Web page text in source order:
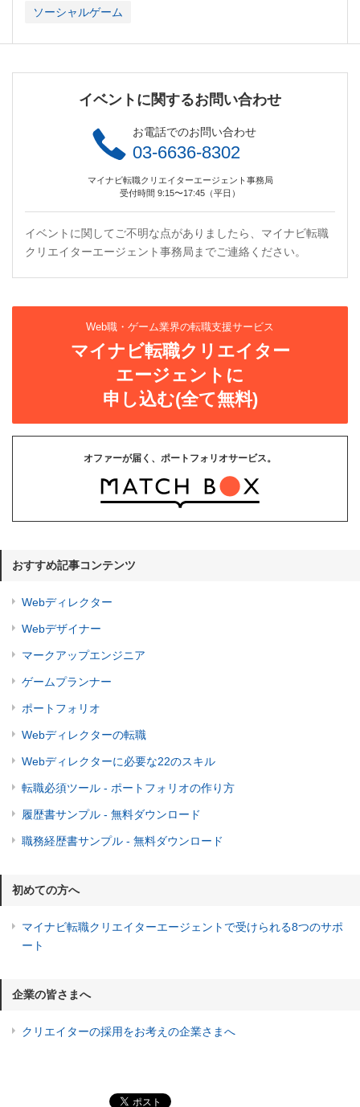
ソーシャルゲーム
イベントに関するお問い合わせ
お電話でのお問い合わせ
03-6636-8302
マイナビ転職クリエイターエージェント事務局
受付時間 9:15〜17:45（平日）
イベントに関してご不明な点がありましたら、マイナビ転職
クリエイターエージェント事務局までご連絡ください。
Web職・ゲーム業界の転職支援サービス
マイナビ転職クリエイター
エージェントに
申し込む(全て無料)
オファーが届く、ポートフォリオサービス。
おすすめ記事コンテンツ
Webディレクター
Webデザイナー
マークアップエンジニア
ゲームプランナー
ポートフォリオ
Webディレクターの転職
Webディレクターに必要な22のスキル
転職必須ツール - ポートフォリオの作り方
履歴書サンプル - 無料ダウンロード
職務経歴書サンプル - 無料ダウンロード
初めての方へ
マイナビ転職クリエイターエージェントで受けられる8つのサポ
ート
企業の皆さまへ
クリエイターの採用をお考えの企業さまへ